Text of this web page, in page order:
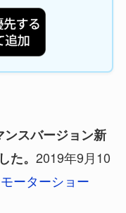
スバージョン新
た。 2019年9月10
ーターショー